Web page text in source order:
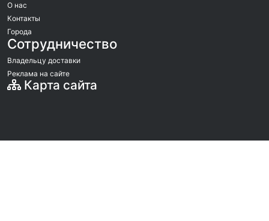
О нас
Контакты
Города
Сотрудничество
Владельцу доставки
Реклама на сайте
Карта сайта